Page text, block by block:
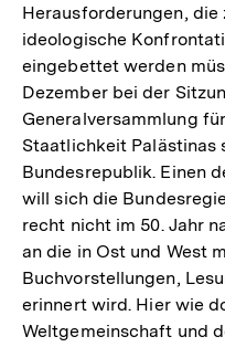
Herausforderungen, die
ideologische
eingebettet werden
Dezember bei der
Generalversammlung
Staatlichkeit Palästinas
Bundesrepublik. Einen
will sich die
recht nicht im 50. Jahr
an die in Ost und West
Buchvorstellungen,
erinnert wird. Hier wie
Weltgemeinschaft und